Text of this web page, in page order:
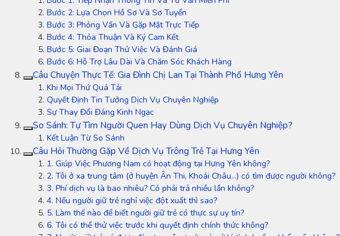
Bước 2: Lựa Chọn Hồ Sơ Và Sơ Tuyển
Bước 3: Phỏng Vấn Và Gặp Mặt Trực Tiếp
Bước 4: Thỏa Thuận Và Ký Cam Kết
Bước 5: Giai Đoạn Thử Việc Và Đánh Giá
Bước 6: Hỗ Trợ Lâu Dài Và Chăm Sóc Khách Hàng
Câu Chuyện Thực Tế: Gia Đình Chị Lan Tại Thành Phố Hưng Yên
Khi Mọi Thứ Quá Tải
Quyết Định Tin Tưởng Dịch Vụ Chuyên Nghiệp
Sự Thay Đổi Đáng Kinh Ngạc
So Sánh: Tự Tìm Người Quen Hay Dùng Dịch Vụ Chuyên Nghiệp?
Kết Luận Từ So Sánh
Câu Hỏi Thường Gặp Về Dịch Vụ Trông Trẻ Tại Hưng Yên
1. Giúp Việc Phương Nam có hoạt động tại Hưng Yên không?
2. Tôi ở xa trung tâm (ở huyện Ân Thi, Khoái Châu…) có tìm được người không?
3. Phí dịch vụ là bao nhiêu? Có phải trả nhiều lần không?
4. Nếu người giữ trẻ nghỉ việc đột xuất thì sao?
5. Làm thế nào để biết người giữ trẻ có thực sự uy tín?
6. Tôi có thể thử việc trước khi quyết định chính thức không?